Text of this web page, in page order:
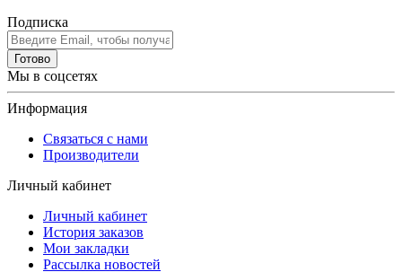
Подписка
Готово
Мы в соцсетях
Информация
Связаться с нами
Производители
Личный кабинет
Личный кабинет
История заказов
Мои закладки
Рассылка новостей